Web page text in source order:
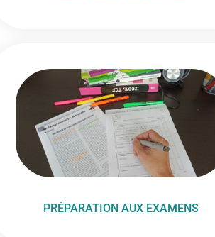
PRÉPARATION AUX EXAMENS